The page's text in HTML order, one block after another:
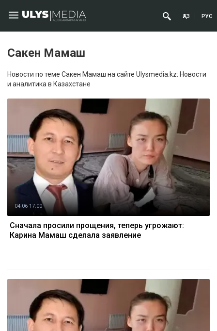
ҚАЗ РУС
Сакен Мамаш
Новости по теме Сакен Мамаш на сайте Ulysmedia.kz: Новости
и аналитика в Казахстане
04.06 17:00
Сначала просили прощения, теперь угрожают:
Карина Мамаш сделала заявление